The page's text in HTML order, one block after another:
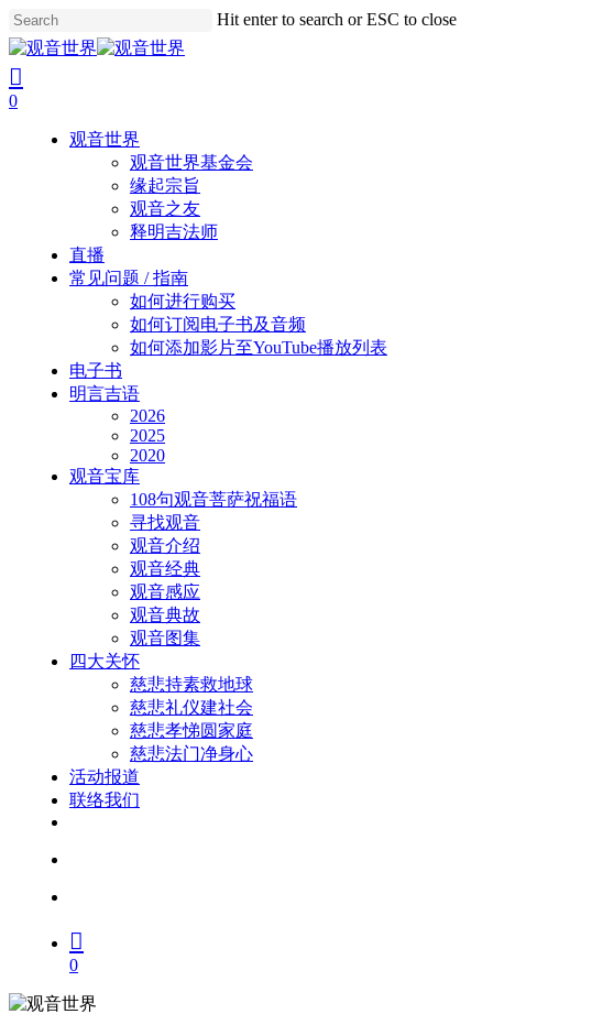
Skip
to
main
content
Hit enter to search or ESC to close
Close
Search
search
account
0
观音世界
观音世界基金会
缘起宗旨
观音之友
释明吉法师
直播
常见问题 / 指南
如何进行购买
如何订阅电子书及音频
如何添加影片至YouTube播放列表
电子书
明言吉语
2026
2025
2020
观音宝库
108句观音菩萨祝福语
寻找观音
观音介绍
观音经典
观音感应
观音典故
观音图集
四大关怀
慈悲持素救地球
慈悲礼仪建社会
慈悲孝悌圆家庭
慈悲法门净身心
活动报道
联络我们
0